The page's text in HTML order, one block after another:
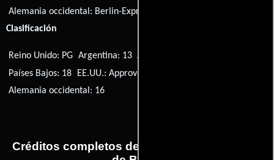
Alemania occidental: Berlin-Express
Clasificación
Reino Unido: PG Argentina: 13 Australia: PG
Países Bajos: 18
EE.UU.: Approved
Alemania occidental: 16
Créditos completos de la película El expreso